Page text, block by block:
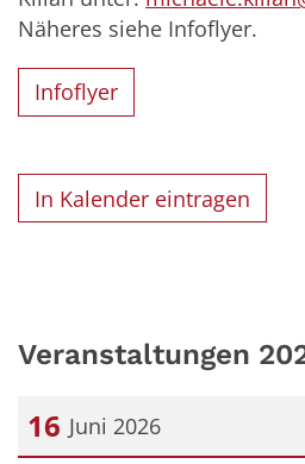
Näheres siehe Infoflyer.
Infoflyer
In Kalender eintragen
Veranstaltungen
16 Juni 2026